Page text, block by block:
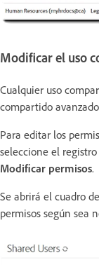
Modificar el uso
Cualquier uso
compartido
Para editar los
seleccione el
Modificar permisos.
Se abrirá el cuadro
permisos según sea